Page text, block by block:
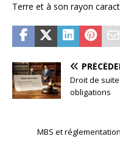
Terre et à son rayon
Droit de
obligations
MBS et